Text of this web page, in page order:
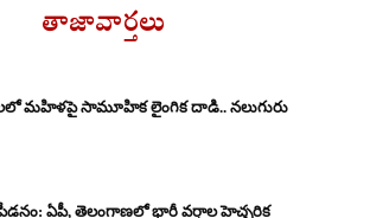
తాజావార్తలు
మహిళపై సామూహిక లైంగిక దాడి.. నలుగురు
ఏపీ, తెలంగాణలో భారీ వర్షాల హెచ్చరిక